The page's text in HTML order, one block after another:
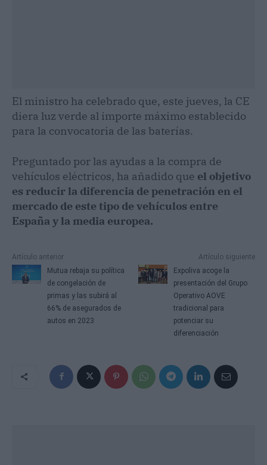
El ministro ha celebrado que, este jueves, la CE
diera luz verde al importe máximo establecido
para la convocatoria de las baterías.
Preguntado por las ayudas a la compra de
vehículos eléctricos, ha añadido que el objetivo
es reducir la diferencia de penetración en el
mercado de este tipo de vehículos entre
España y la media europea.
Artículo anterior
Mutua rebaja su política
de congelación de
primas y las subirá al
66% de asegurados de
autos en 2023
Artículo siguiente
Expoliva acoge la
presentación del Grupo
Operativo AOVE
tradicional para
potenciar su
diferenciación